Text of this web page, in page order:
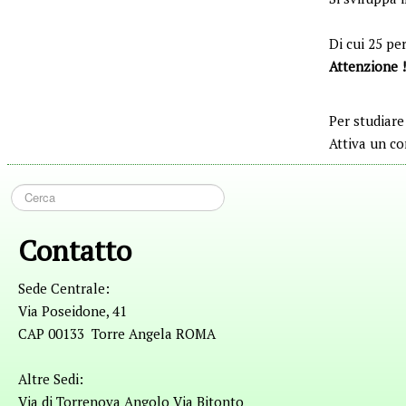
Di cui 25
Attenzione
Per
Attiva un
Contatto
Sede Centrale:
Via Poseidone, 41
CAP 00133 Torre Angela ROMA
Altre Sedi:
Via di Torrenova Angolo Via Bitonto